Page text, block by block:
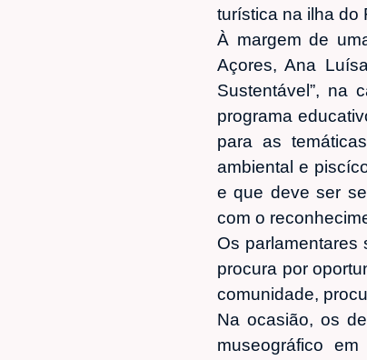
turística na ilha do
À margem de
Açores, Ana
Sustentável”, na
programa
para as
ambiental e
e que deve ser
com o
Os parlamentares
procura por
comunidade,
Na ocasião, os
museográfico